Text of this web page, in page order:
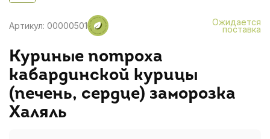
Артикул: 00000501 Ожидается
поставка
Куриные потроха
кабардинской курицы
(печень, сердце) заморозка
Халяль